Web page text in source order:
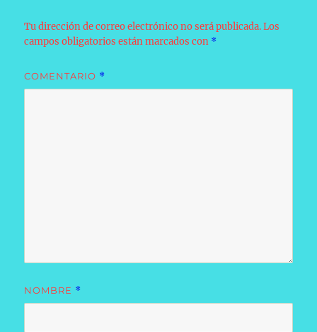
Tu dirección de correo electrónico no será publicada. Los
campos obligatorios están marcados con *
COMENTARIO *
NOMBRE *